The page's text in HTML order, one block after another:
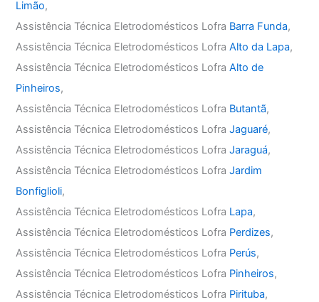
Limão,
Assistência Técnica Eletrodomésticos Lofra Barra Funda,
Assistência Técnica Eletrodomésticos LofraAlto da Lapa,
Assistência Técnica Eletrodomésticos LofraAlto de
Pinheiros,
Assistência Técnica Eletrodomésticos Lofra Butantã,
Assistência Técnica Eletrodomésticos LofraJaguaré,
Assistência Técnica Eletrodomésticos LofraJaraguá,
Assistência Técnica Eletrodomésticos LofraJardim
Bonfiglioli,
Assistência Técnica Eletrodomésticos Lofra Lapa,
Assistência Técnica Eletrodomésticos Lofra Perdizes,
Assistência Técnica Eletrodomésticos Lofra Perús,
Assistência Técnica Eletrodomésticos Lofra Pinheiros,
Assistência Técnica Eletrodomésticos Lofra Pirituba,